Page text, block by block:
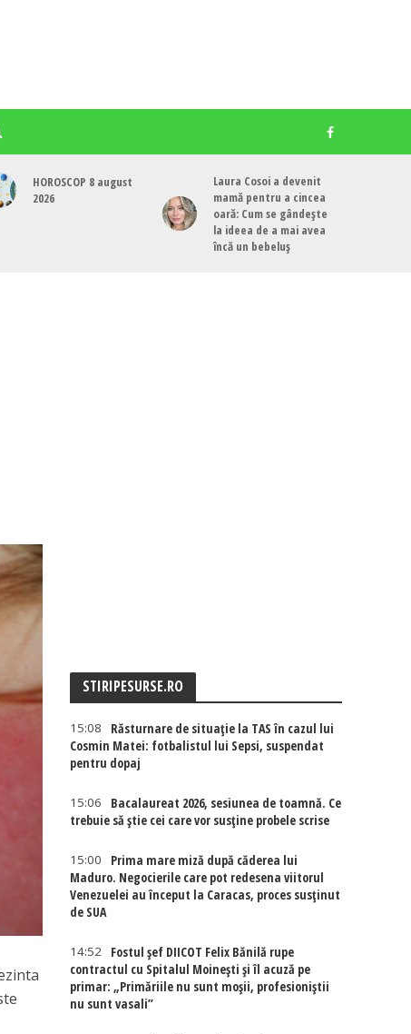
HOROSCOP 8 august
2026
Laura Cosoi a devenit
mamă pentru a cincea
oară: Cum se gândește
la ideea de a mai avea
încă un bebeluș
STIRIPESURSE.RO
15:08
Răsturnare de situație la TAS în cazul lui
Cosmin Matei: fotbalistul lui Sepsi, suspendat
pentru dopaj
15:06
Bacalaureat 2026, sesiunea de toamnă. Ce
trebuie să știe cei care vor susține probele scrise
15:00
Prima mare miză după căderea lui
Maduro. Negocierile care pot redesena viitorul
Venezuelei au început la Caracas, proces susținut
de SUA
14:52
Fostul șef DIICOT Felix Bănilă rupe
contractul cu Spitalul Moinești și îl acuză pe
primar: „Primăriile nu sunt moșii, profesioniștii
nu sunt vasali”